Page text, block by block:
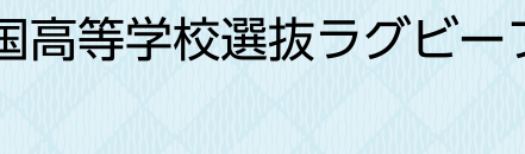
等学校選抜ラグビー